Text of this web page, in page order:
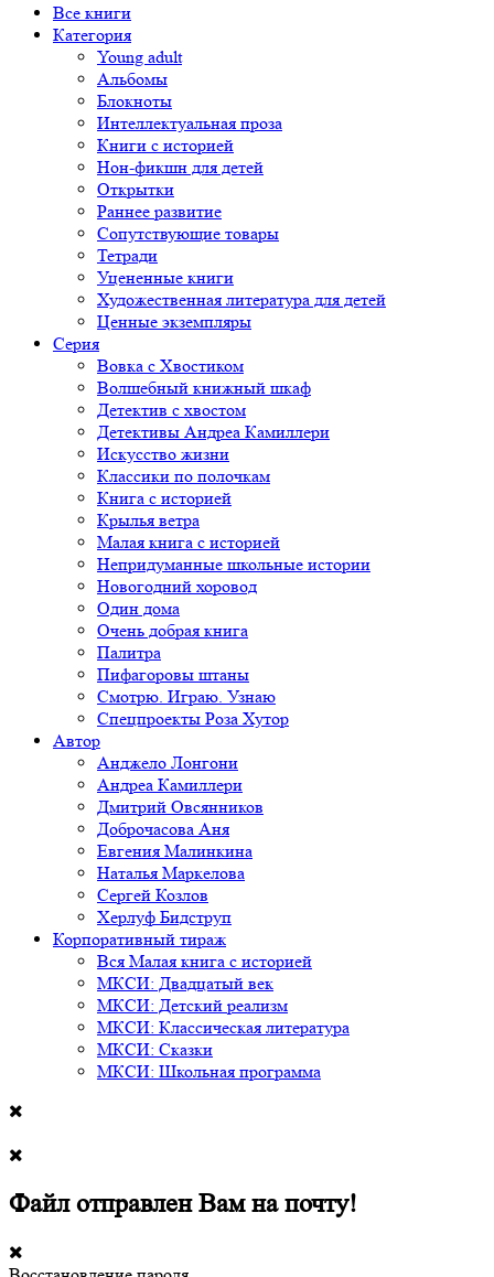
Все книги
Категория
Young adult
Альбомы
Блокноты
Интеллектуальная проза
Книги с историей
Нон-фикшн для детей
Открытки
Раннее развитие
Сопутствующие товары
Тетради
Уцененные книги
Художественная литература для детей
Ценные экземпляры
Серия
Вовка с Хвостиком
Волшебный книжный шкаф
Детектив с хвостом
Детективы Андреа Камиллери
Искусство жизни
Классики по полочкам
Книга с историей
Крылья ветра
Малая книга с историей
Непридуманные школьные истории
Новогодний хоровод
Один дома
Очень добрая книга
Палитра
Пифагоровы штаны
Смотрю. Играю. Узнаю
Спецпроекты Роза Хутор
Автор
Анджело Лонгони
Андреа Камиллери
Дмитрий Овсянников
Доброчасова Аня
Евгения Малинкина
Наталья Маркелова
Сергей Козлов
Херлуф Бидструп
Корпоративный тираж
Вся Малая книга с историей
МКСИ: Двадцатый век
МКСИ: Детский реализм
МКСИ: Классическая литература
МКСИ: Сказки
МКСИ: Школьная программа
Файл отправлен Вам на почту!